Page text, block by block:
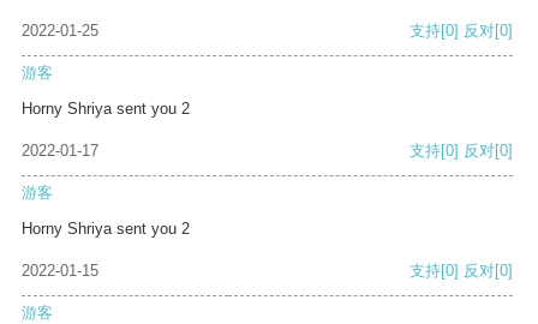
2022-01-25 支持[0] 反对[0]
游客
Horny Shriya sent you 2
2022-01-17 支持[0] 反对[0]
游客
Horny Shriya sent you 2
2022-01-15 支持[0] 反对[0]
游客